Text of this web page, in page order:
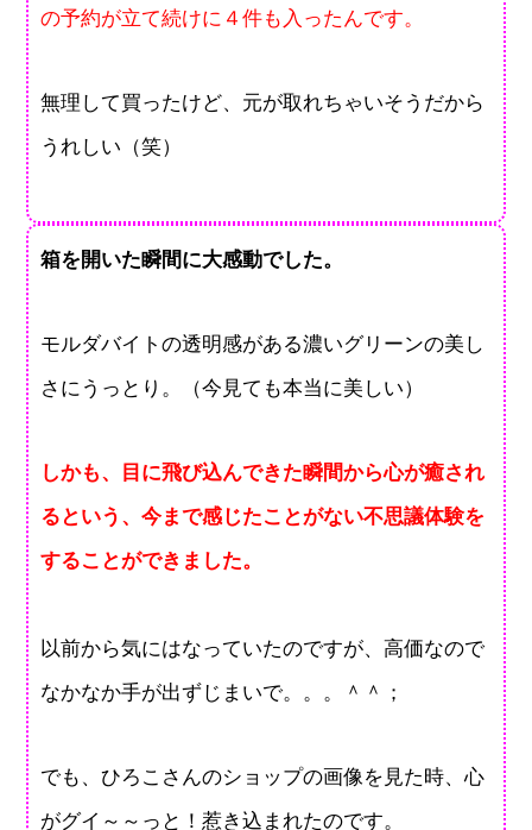
の予約が立て続けに４件も入ったんです。
無理して買ったけど、元が取れちゃいそうだから
うれしい（笑）
箱を開いた瞬間に大感動でした。
モルダバイトの透明感がある濃いグリーンの美し
さにうっとり。（今見ても本当に美しい）
しかも、目に飛び込んできた瞬間から心が癒され
るという、今まで感じたことがない不思議体験を
することができました。
以前から気にはなっていたのですが、高価なので
なかなか手が出ずじまいで。。。＾＾；
でも、ひろこさんのショップの画像を見た時、心
がグイ～～っと！惹き込まれたのです。